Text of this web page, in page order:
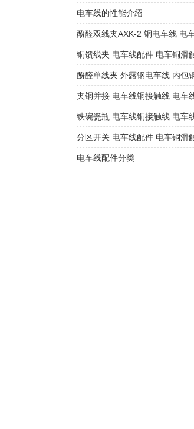
电车线的性能介绍
电车线配件分类